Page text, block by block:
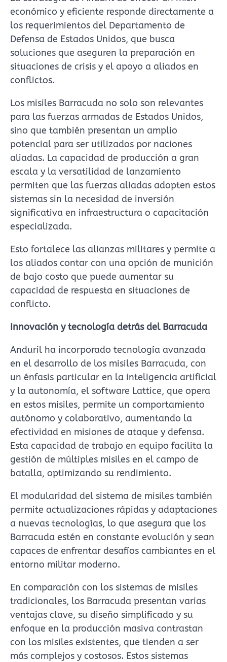
económico y eficiente responde directamente a
los requerimientos del Departamento de
Defensa de Estados Unidos, que busca
soluciones que aseguren la preparación en
situaciones de crisis y el apoyo a aliados en
conflictos.
Los misiles Barracuda no solo son relevantes
para las fuerzas armadas de Estados Unidos,
sino que también presentan un amplio
potencial para ser utilizados por naciones
aliadas. La capacidad de producción a gran
escala y la versatilidad de lanzamiento
permiten que las fuerzas aliadas adopten estos
sistemas sin la necesidad de inversión
significativa en infraestructura o capacitación
especializada.
Esto fortalece las alianzas militares y permite a
los aliados contar con una opción de munición
de bajo costo que puede aumentar su
capacidad de respuesta en situaciones de
conflicto.
Innovación y tecnología detrás del Barracuda
Anduril ha incorporado tecnología avanzada
en el desarrollo de los misiles Barracuda, con
un énfasis particular en la inteligencia artificial
y la autonomía, el software Lattice, que opera
en estos misiles, permite un comportamiento
autónomo y colaborativo, aumentando la
efectividad en misiones de ataque y defensa.
Esta capacidad de trabajo en equipo facilita la
gestión de múltiples misiles en el campo de
batalla, optimizando su rendimiento.
El modularidad del sistema de misiles también
permite actualizaciones rápidas y adaptaciones
a nuevas tecnologías, lo que asegura que los
Barracuda estén en constante evolución y sean
capaces de enfrentar desafíos cambiantes en el
entorno militar moderno.
En comparación con los sistemas de misiles
tradicionales, los Barracuda presentan varias
ventajas clave, su diseño simplificado y su
enfoque en la producción masiva contrastan
con los misiles existentes, que tienden a ser
más complejos y costosos. Estos sistemas